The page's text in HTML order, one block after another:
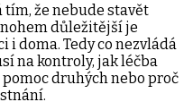
že nebude stavět
důležitější je
i doma. Tedy co nezvládá
na kontroly, jak léčba
druhých nebo proč